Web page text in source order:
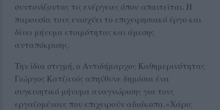
συντονίζοντας τις ενέργειες όπου απαιτείται. Η
παρουσία τους ενισχύει το επιχειρησιακό έργο και
δίνει μήνυμα ετοιμότητας και άμεσης
ανταπόκρισης.
Την ίδια στιγμή, ο Αντιδήμαρχος Καθημερινότητας
Γιώργος Κατζανός απηύθυνε δημόσια ένα
συγκινητικό μήνυμα αναγνώρισης για τους
εργαζομένους που επιχειρούν αδιάκοπα.«Χάρις